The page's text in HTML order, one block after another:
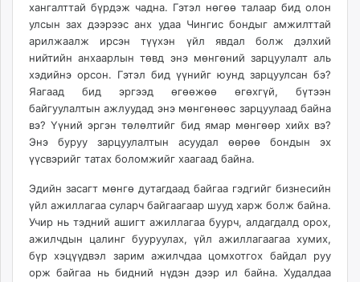
хангалттай бүрдэж чадна. Гэтэл нөгөө талаар бид олон
улсын зах дээрээс анх удаа Чингис бондыг амжилттай
арилжаалж ирсэн түүхэн үйл явдал болж дэлхий
нийтийн анхаарлын төвд энэ мөнгөний зарцуулалт аль
хэдийнэ орсон. Гэтэл бид үүнийг юунд зарцуулсан бэ?
Яагаад бид эргээд өгөөжөө өгөхгүй, бүтээн
байгуулалтын ажлуудад энэ мөнгөнөөс зарцуулаад байна
вэ? Үүний эргэн төлөлтийг бид ямар мөнгөөр хийх вэ?
Энэ буруу зарцуулалтын асуудал өөрөө бондын эх
үүсвэрийг татах боломжийг хаагаад байна.
Эдийн засагт мөнгө дутагдаад байгаа гэдгийг бизнесийн
үйл ажиллагаа суларч байгаагаар шууд харж болж байна.
Учир нь тэдний ашигт ажиллагаа буурч, алдагдалд орох,
ажилчдын цалинг бууруулах, үйл ажиллагаагаа хумих,
бүр хэцүүдвэл зарим ажилчдаа цомхотгох байдал руу
орж байгаа нь бидний нүдэн дээр ил байна. Худалдаа